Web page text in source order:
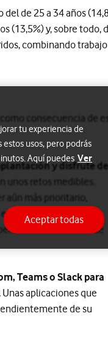
de 25 a 34 años
(13,5%) y, sobre todo,
combinando trabajo
consecuencia de
y disfrute
unos retos medibles.
más prioritario,
que los responsables
de si se
Teams o Slack para
aplicaciones que
de su
tu experiencia de
usos, pero podrás
Aquí puedes Ver
Aceptar todas